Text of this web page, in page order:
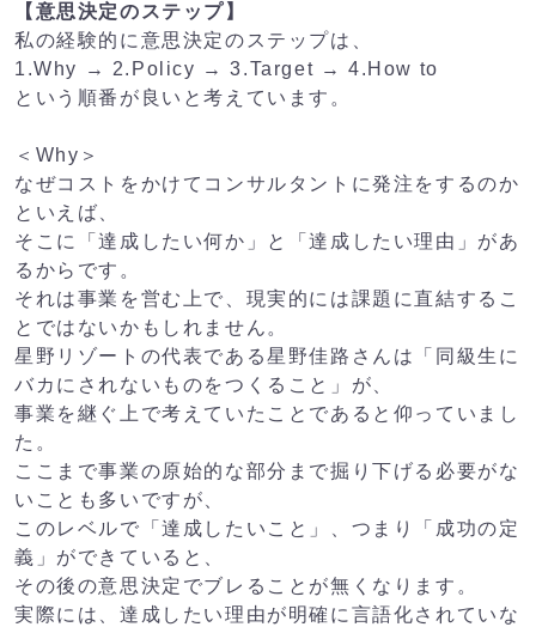
【意思決定のステップ】
私の経験的に意思決定のステップは、
1.Why → 2.Policy → 3.Target → 4.How to
という順番が良いと考えています。
＜Why＞
なぜコストをかけてコンサルタントに発注をするのか
といえば、
そこに「達成したい何か」と「達成したい理由」があ
るからです。
それは事業を営む上で、現実的には課題に直結するこ
とではないかもしれません。
星野リゾートの代表である星野佳路さんは「同級生に
バカにされないものをつくること」が、
事業を継ぐ上で考えていたことであると仰っていまし
た。
ここまで事業の原始的な部分まで掘り下げる必要がな
いことも多いですが、
このレベルで「達成したいこと」、つまり「成功の定
義」ができていると、
その後の意思決定でブレることが無くなります。
実際には、達成したい理由が明確に言語化されていな